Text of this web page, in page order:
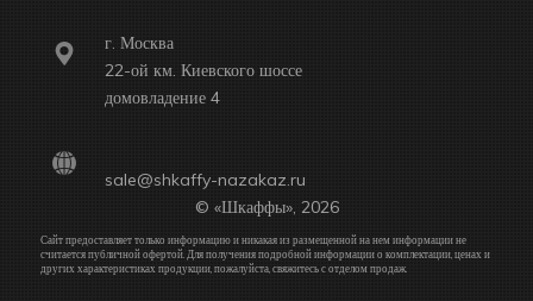
г. Москва
22-ой км. Киевского шоссе
домовладение 4
sale@shkaffy-nazakaz.ru
© «Шкаффы», 2026
Сайт предоставляет только информацию и никакая из размещенной на нем информации не
считается публичной офертой. Для получения подробной информации о комплектации, ценах и
других характеристиках продукции, пожалуйста, свяжитесь с отделом продаж.